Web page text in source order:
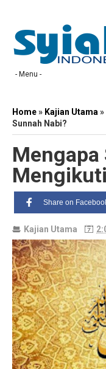
Home» Kajian Utama »
Sunnah Nabi?
Mengapa
Share on
Kajian Utama